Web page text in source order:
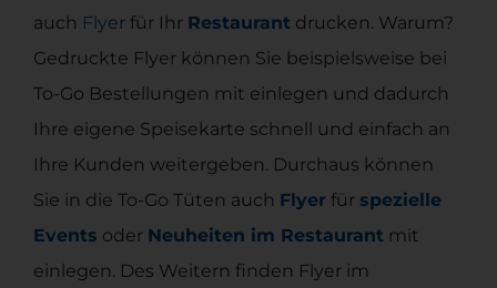
auch Flyer für Ihr Restaurant drucken. Warum?
Gedruckte Flyer können Sie beispielsweise bei
To-Go Bestellungen mit einlegen und dadurch
Ihre eigene Speisekarte schnell und einfach an
Ihre Kunden weitergeben. Durchaus können
Sie in die To-Go Tüten auch Flyer für spezielle
Events oder Neuheiten im Restaurant mit
einlegen. Des Weitern finden Flyer im